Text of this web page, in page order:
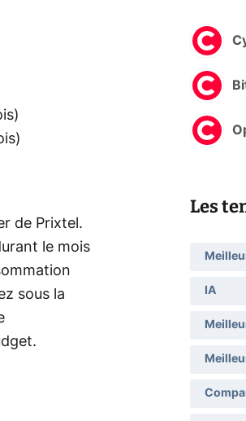
de Prixtel.
le mois
sous la
Les
IA